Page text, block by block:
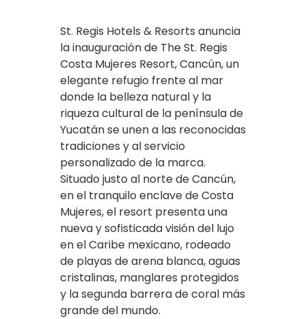
St. Regis Hotels & Resorts anuncia
la inauguración de The St. Regis
Costa Mujeres Resort, Cancún, un
elegante refugio frente al mar
donde la belleza natural y la
riqueza cultural de la península de
Yucatán se unen a las reconocidas
tradiciones y al servicio
personalizado de la marca.
Situado justo al norte de Cancún,
en el tranquilo enclave de Costa
Mujeres, el resort presenta una
nueva y sofisticada visión del lujo
en el Caribe mexicano, rodeado
de playas de arena blanca, aguas
cristalinas, manglares protegidos
y la segunda barrera de coral más
grande del mundo.